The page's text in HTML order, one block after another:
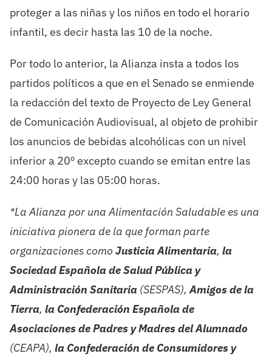
proteger a las niñas y los niños en todo el horario
infantil, es decir hasta las 10 de la noche.
Por todo lo anterior, la Alianza insta a todos los
partidos políticos a que en el Senado se enmiende
la redacción del texto de Proyecto de Ley General
de Comunicación Audiovisual, al objeto de prohibir
los anuncios de bebidas alcohólicas con un nivel
inferior a 20º excepto cuando se emitan entre las
24:00 horas y las 05:00 horas.
*La Alianza por una Alimentación Saludable es una
iniciativa pionera de la que forman parte
organizaciones como Justicia Alimentaria, la
Sociedad Española de Salud Pública y
Administración Sanitaria(SESPAS),Amigos de la
Tierra, la Confederación Española de
Asociaciones de Padres y Madres del Alumnado
(CEAPA), la Confederación de Consumidores y